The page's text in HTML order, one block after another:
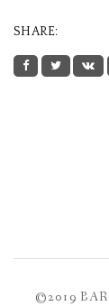
SHARE:
©2019